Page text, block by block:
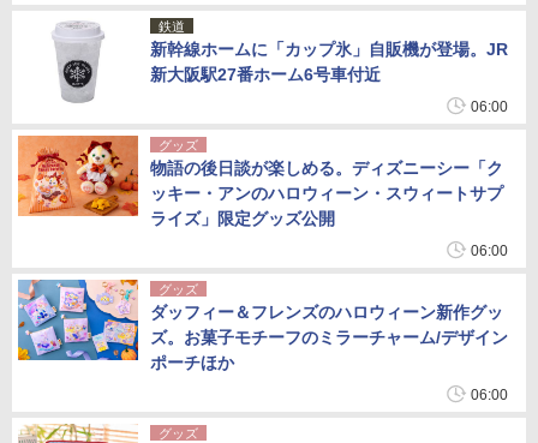
鉄道
新幹線ホームに「カップ氷」自販機が登場。JR
新大阪駅27番ホーム6号車付近
06:00
グッズ
物語の後日談が楽しめる。ディズニーシー「ク
ッキー・アンのハロウィーン・スウィートサプ
ライズ」限定グッズ公開
06:00
グッズ
ダッフィー＆フレンズのハロウィーン新作グッ
ズ。お菓子モチーフのミラーチャーム/デザイン
ポーチほか
06:00
グッズ